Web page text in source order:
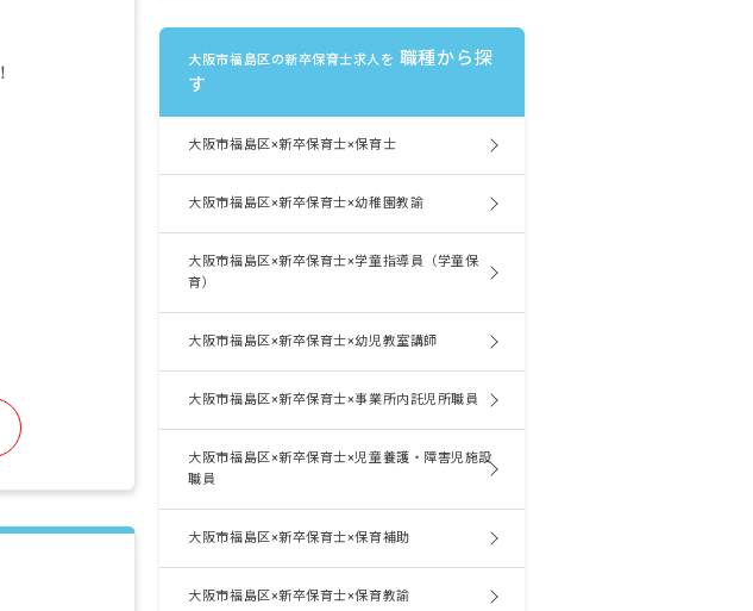
大阪市福島区の新卒保育士求人を 職種から探
す
大阪市福島区×新卒保育士×保育士
大阪市福島区×新卒保育士×幼稚園教諭
大阪市福島区×新卒保育士×学童指導員（学童保
育）
大阪市福島区×新卒保育士×幼児教室講師
大阪市福島区×新卒保育士×事業所内託児所職員
大阪市福島区×新卒保育士×児童養護・障害児施設
職員
大阪市福島区×新卒保育士×保育補助
大阪市福島区×新卒保育士×保育教諭